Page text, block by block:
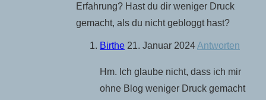
Erfahrung? Hast du dir weniger Druck
gemacht, als du nicht gebloggt hast?
Birthe 21. Januar 2024Antworten
Hm. Ich glaube nicht, dass ich mir
ohne Blog weniger Druck gemacht